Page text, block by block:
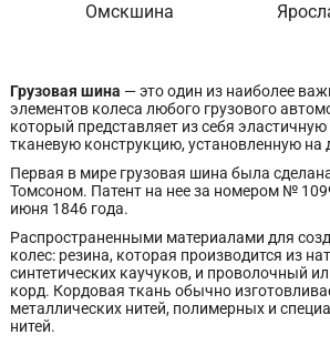
Омскшина
Грузовая шина — это один из наиболее
элементов колеса любого грузового
который представляет из себя
тканевую конструкцию, установленную на
Первая в мире грузовая шина была
Томсоном. Патент на нее за номером №
июня 1846 года.
Распространенными материалами для
колес: резина, которая производится из
синтетических каучуков, и проволочный
корд. Кордовая ткань обычно
металлических нитей, полимерных и
нитей.